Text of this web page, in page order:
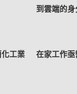
工業
到雲端的
在家工作